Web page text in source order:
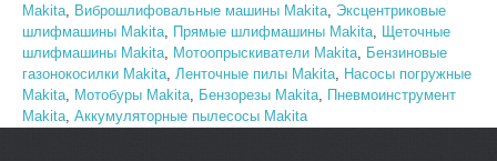
Makita, Виброшлифовальные машины Makita, Эксцентриковые
шлифмашины Makita, Прямые шлифмашины Makita, Щеточные
шлифмашины Makita, Мотоопрыскиватели Makita, Бензиновые
газонокосилки Makita, Ленточные пилы Makita, Насосы погружные
Makita, Мотобуры Makita, Бензорезы Makita, Пневмоинструмент
Makita, Аккумуляторные пылесосы Makita